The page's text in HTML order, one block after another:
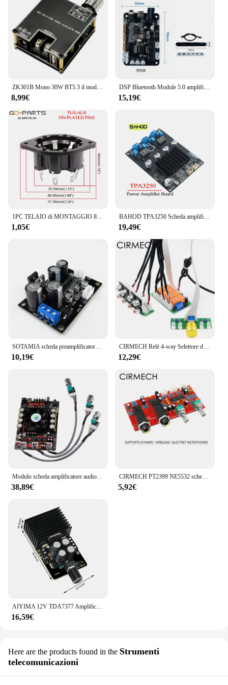
8,99€
DSP Bluetooth Module 5.0 amplificatore di potenza 15W * 2 Stereo Electronic Frequency Division TWS Pairing 2.0/1.1
15,19€
1PC TELAIO di MONTAGGIO 8pin P8A Tubo di Plastica presa Per AD1 EL5 AZ4 EF1 EF6 EL8 EL3 Hifi FAI DA TE Vintage tubo Amplificatore
1,05€
BAHOD TPA3250 Scheda amplificatore di potenza Stereo 2.0 Amplificatore audio Classe D Amplificatori audio Altoparlante Home Theater Amp 130Wx2
19,49€
SOTAMIA scheda preamplificatore Phono in vinile MM MC amplificatore Phono fonografo testa ingrandimento preamplificatore giradischi in vinile
10,19€
CIRMECH Relè 4-way Selettore di Segnale di Ingresso Audio di Commutazione di Ingresso Audio RCA Selezione Bordo del Rotary di commutazione per Amplificatori
12,29€
Modulo scheda amplificatore audio Bluetooth senza perdita di grado febbre 220Wx2 Regolazione stereo dei bassi alti e bassi TPA3251
38,89€
CIRMECH PT2399 NE5532 scheda Karaoke Microfono amplificatore Scheda Preamplificatore kit scheda di Riverbero eco e Finito opzionale
5,92€
AIYIMA 12V TDA7377 Amplificatore di potenza Scheda audio 30Wx2 Classe AB Amplificatore audio stereo FAI DA TE per altoparlanti da 4-8 Ohm
16,59€
Here are the products found in the Strumenti
telecomunicazioni